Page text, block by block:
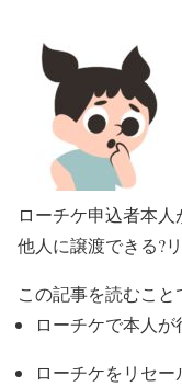
ローチケ申込者本
他人に譲渡できる?
この記事を読むこ
ローチケで本人
ローチケをリセ